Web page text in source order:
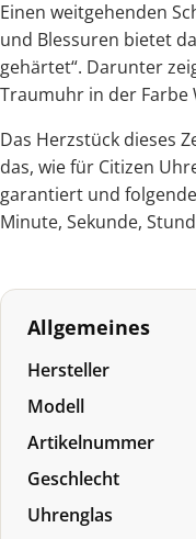
Einen weitgehenden
und Blessuren bietet
gehärtet“. Darunter
Traumuhr in der Farbe
Das Herzstück dieses
das, wie für Citizen
garantiert und
Minute, Sekunde,
Allgemeines
Hersteller
Modell
Artikelnummer
Geschlecht
Uhrenglas